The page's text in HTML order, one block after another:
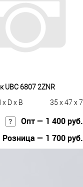
UBC 6807 2ZNR
D x B
35 x 47 x 7
Опт — 1 400 руб.
Розница — 1 700 руб.